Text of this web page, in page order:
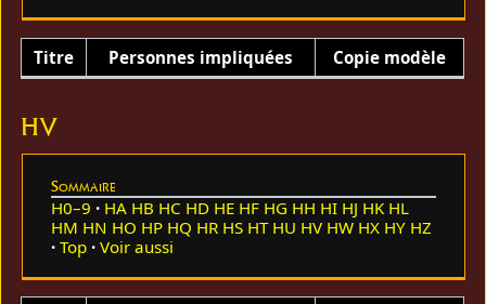
Titre Personnes impliquées Copie modèle
HV
Sommaire
H0–9 HA HB HC HD HE HF HG HH HI HJ HK HL
HM HN HO HP HQ HR HS HT HU HV HW HX HY HZ
Top
Voir aussi